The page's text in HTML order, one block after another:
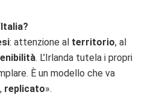
: attenzione al territorio, al
. L’Irlanda tutela i propri
È un modello che va
replicato».